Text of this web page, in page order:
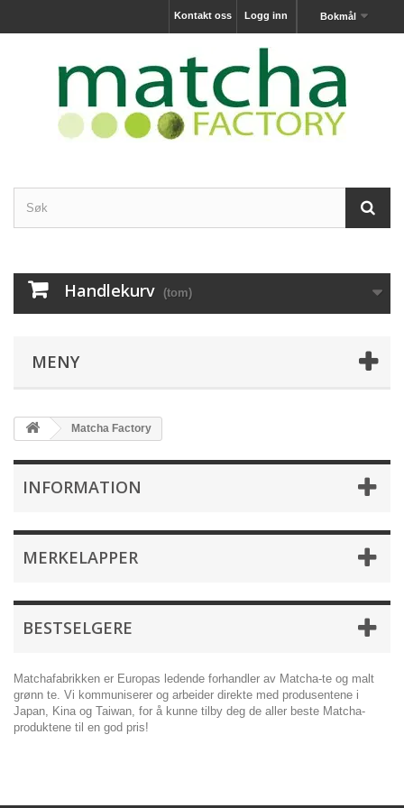
Bokmål
Logg inn
Kontakt oss
Handlekurv (tom)
MENY
Matcha Factory
INFORMATION
MERKELAPPER
BESTSELGERE
Matchafabrikken er Europas ledende forhandler av Matcha-te og malt
grønn te. Vi kommuniserer og arbeider direkte med produsentene i
Japan, Kina og Taiwan, for å kunne tilby deg de aller beste Matcha-
produktene til en god pris!